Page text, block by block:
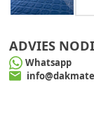
ADVIES
Whatsapp